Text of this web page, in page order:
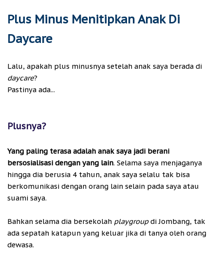
Plus Minus Menitipkan Anak Di
Daycare
Lalu, apakah plus minusnya setelah anak saya berada di
daycare?
Pastinya ada...
Plusnya?
Yang paling terasa adalah anak saya jadi berani
bersosialisasi dengan yang lain. Selama saya menjaganya
hingga dia berusia 4 tahun, anak saya selalu tak bisa
berkomunikasi dengan orang lain selain pada saya atau
suami saya.
Bahkan selama dia bersekolah playgroupdi Jombang, tak
ada sepatah katapun yang keluar jika di tanya oleh orang
dewasa.